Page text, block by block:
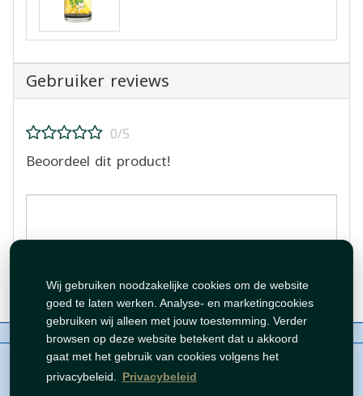
Wij gebruiken noodzakelijke cookies om de website
goed te laten werken. Analyse- en marketingcookies
gebruiken wij alleen met jouw toestemming. Verder
browsen op deze website betekent dat u akkoord
gaat met het gebruik van cookies volgens het
privacybeleid. Privacybeleid
Gebruiker reviews
0/5
Beoordeel dit product!
Beoordeling plaatsen
Over ons Beleid
WhatsAppen
auteursrechten©Tawfeer 2018-2026